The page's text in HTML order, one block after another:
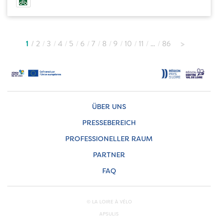
1 2 3 4 5 6 7 8 9 10 11 … 86
ÜBER UNS
PRESSEBEREICH
PROFESSIONELLER RAUM
PARTNER
FAQ
© LA LOIRE À VÉLO
APSULIS